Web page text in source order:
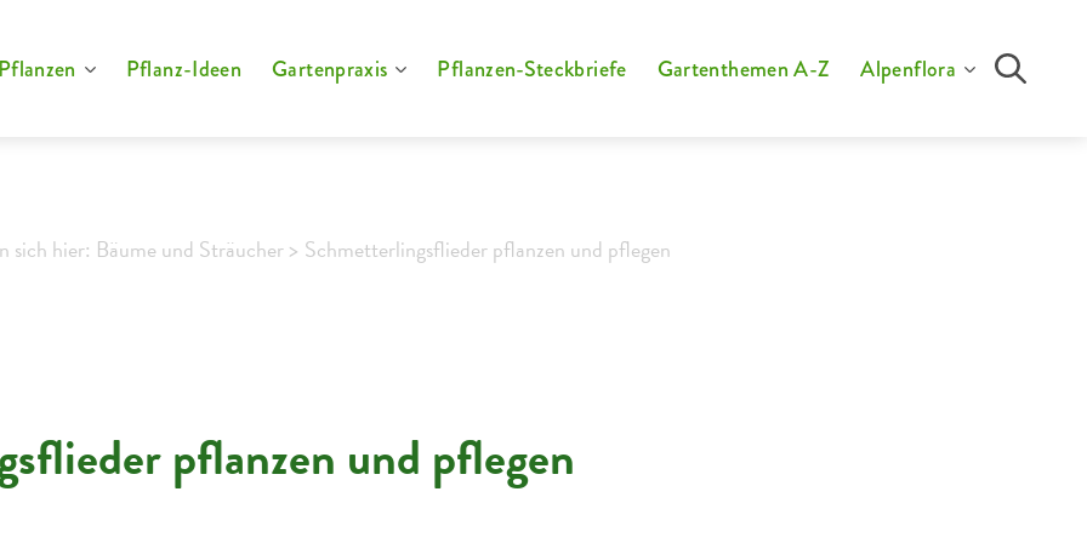
Pflanzen Pflanz-Ideen Gartenpraxis Pflanzen-Steckbriefe Gartenthemen A-Z Alpenflora
sich hier: Bäume und Sträucher > Schmetterlingsflieder pflanzen und pflegen
pflanzen und pflegen